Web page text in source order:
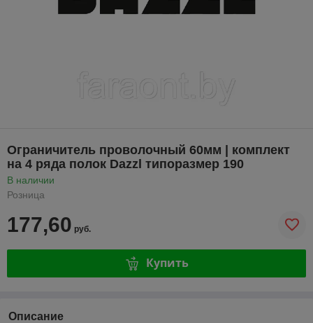
Ограничитель проволочный 60мм | комплект
на 4 ряда полок Dazzl типоразмер 190
В наличии
Розница
177,60 руб.
Купить
Описание